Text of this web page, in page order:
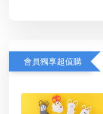
會員獨享超值購